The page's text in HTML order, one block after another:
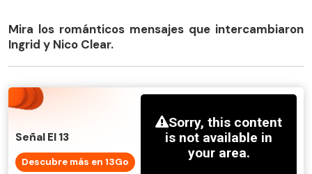
Mira los románticos mensajes que intercambiaron
Ingrid y Nico Clear.
Señal El 13
Descubre más en 13Go